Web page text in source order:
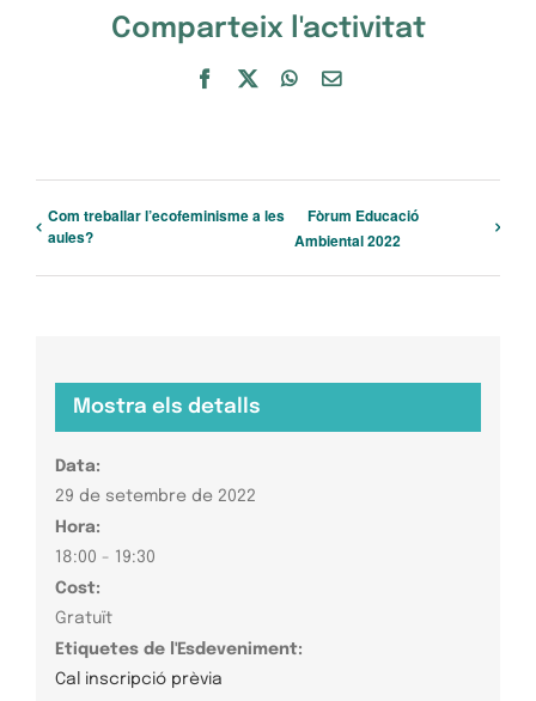
Comparteix l'activitat
Facebook WhatsApp
Email:
Com treballar l’ecofeminisme a les
aules?
Fòrum Educació
Ambiental 2022
Mostra els detalls
Data:
29 de setembre de 2022
Hora:
18:00 - 19:30
Cost:
Gratuït
Etiquetes de l'Esdeveniment:
Cal inscripció prèvia